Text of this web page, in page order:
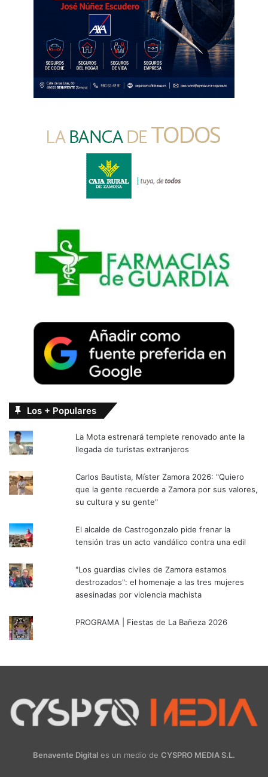
Los + Populares
La Mota estrenará templete renovado ante la
llegada de turistas extranjeros
Carlos Bautista, Míster Zamora 2026: "Quiero
que la gente recuerde a Zamora por sus valores,
su cultura y su gente"
El alcalde de Castrogonzalo pide frenar la
tensión tras un acto vandálico contra una edil
"Los guardias civiles de Zamora estamos
destrozados": el homenaje a las tres mujeres
asesinadas por violencia machista
PROGRAMA | Fiestas de La Bañeza 2026
Benavente Digital es un medio de CYSPRO MEDIA S.L.